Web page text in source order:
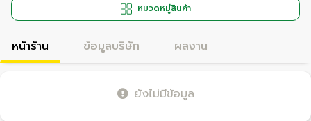
หมวดหมู่สินค้า
หน้าร้าน ข้อมูลบริษัท ผลงาน
ยังไม่มีข้อมูล